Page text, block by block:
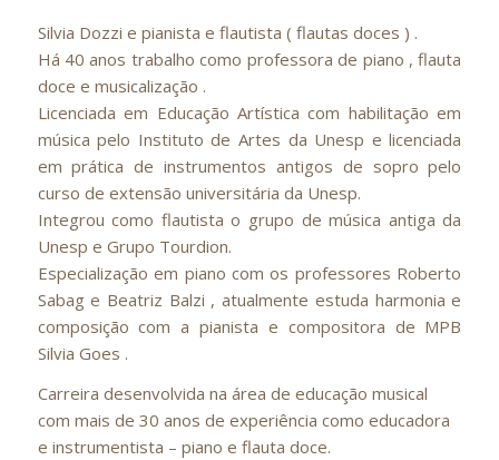
Silvia Dozzi e pianista e flautista ( flautas doces ) .
Há 40 anos trabalho como professora de piano , flauta
doce e musicalização .
Licenciada em Educação Artística com habilitação em
música pelo Instituto de Artes da Unesp e licenciada
em prática de instrumentos antigos de sopro pelo
curso de extensão universitária da Unesp.
Integrou como flautista o grupo de música antiga da
Unesp e Grupo Tourdion.
Especialização em piano com os professores Roberto
Sabag e Beatriz Balzi , atualmente estuda harmonia e
composição com a pianista e compositora de MPB
Silvia Goes .
Carreira desenvolvida na área de educação musical
com mais de 30 anos de experiência como educadora
e instrumentista – piano e flauta doce.